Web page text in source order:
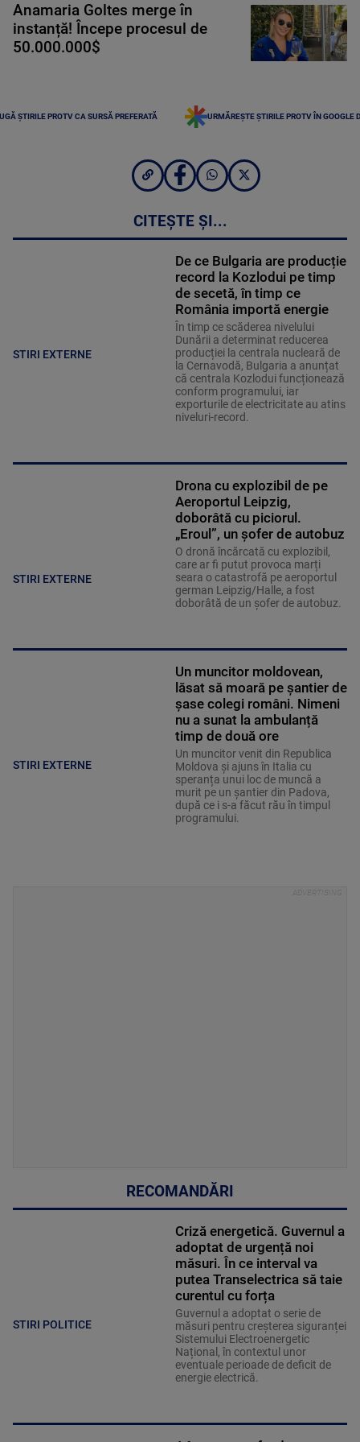
Anamaria Goltes merge în
instanță! Începe procesul de
50.000.000$
ȘTIRILE PROTV CA SURSĂ PREFERATĂ URMĂREȘTE ȘTIRILE PROTV ÎN GOOGLE
CITEȘTE ȘI...
STIRI EXTERNE
De ce Bulgaria are producție
record la Kozlodui pe timp
de secetă, în timp ce
România importă energie
În timp ce scăderea nivelului
Dunării a determinat reducerea
producției la centrala nucleară de
la Cernavodă, Bulgaria a anunțat
că centrala Kozlodui funcționează
conform programului, iar
exporturile de electricitate au atins
niveluri-record.
STIRI EXTERNE
Drona cu explozibil de pe
Aeroportul Leipzig,
doborâtă cu piciorul.
„Eroul”, un șofer de autobuz
O dronă încărcată cu explozibil,
care ar fi putut provoca marți
seara o catastrofă pe aeroportul
german Leipzig/Halle, a fost
doborâtă de un șofer de autobuz.
STIRI EXTERNE
Un muncitor moldovean,
lăsat să moară pe șantier de
șase colegi români. Nimeni
nu a sunat la ambulanță
timp de două ore
Un muncitor venit din Republica
Moldova și ajuns în Italia cu
speranța unui loc de muncă a
murit pe un șantier din Padova,
după ce i s-a făcut rău în timpul
programului.
RECOMANDĂRI
STIRI POLITICE
Criză energetică. Guvernul a
adoptat de urgență noi
măsuri. În ce interval va
putea Transelectrica să taie
curentul cu forța
Guvernul a adoptat o serie de
măsuri pentru creșterea siguranței
Sistemului Electroenergetic
Național, în contextul unor
eventuale perioade de deficit de
energie electrică.